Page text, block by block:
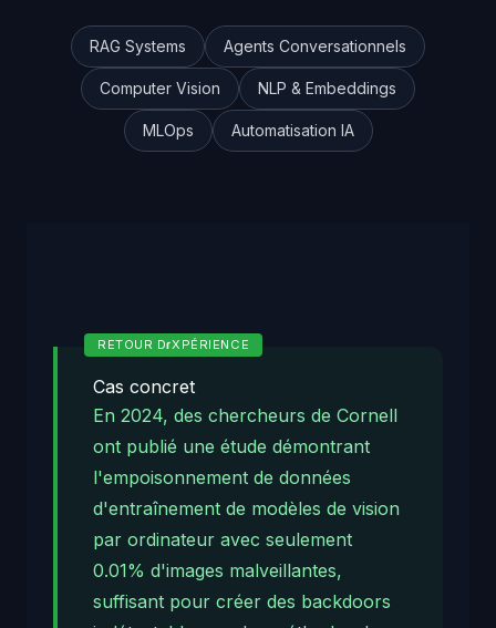
RAG Systems Agents Conversationnels
Computer Vision NLP & Embeddings
MLOps Automatisation IA
Cas concret
En 2024, des chercheurs de Cornell
ont publié une étude démontrant
l'empoisonnement de données
d'entraînement de modèles de vision
par ordinateur avec seulement
0.01% d'images malveillantes,
suffisant pour créer des backdoors